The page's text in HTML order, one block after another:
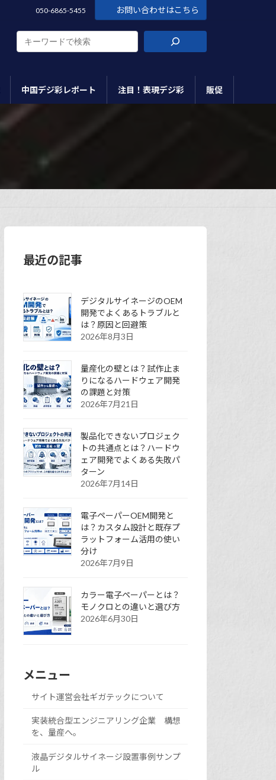
050-6865-5455 お問い合わせはこちら
中国デジ彩レポート 注目！表現デジ彩 販促
最近の記事
デジタルサイネージのOEM
開発でよくあるトラブルと
は？原因と回避策
2026年8月3日
量産化の壁とは？試作止ま
りになるハードウェア開発
の課題と対策
2026年7月21日
製品化できないプロジェク
トの共通点とは？ハードウ
ェア開発でよくある失敗パ
ターン
2026年7月14日
電子ペーパーOEM開発と
は？カスタム設計と既存プ
ラットフォーム活用の使い
分け
2026年7月9日
カラー電子ペーパーとは？
モノクロとの違いと選び方
2026年6月30日
メニュー
サイト運営会社ギガテックについて
実装統合型エンジニアリング企業 構想
を、量産へ。
液晶デジタルサイネージ設置事例サンプ
ル